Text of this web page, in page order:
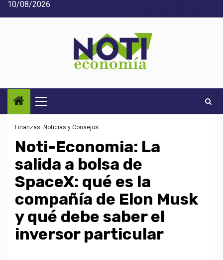
Saltar
al
10/08/2026
Noti-
economía
Menú
principal
Finanzas: Noticias y Consejos
Noti-Economia: La
salida a bolsa de
SpaceX: qué es la
compañía de Elon Musk
y qué debe saber el
inversor particular